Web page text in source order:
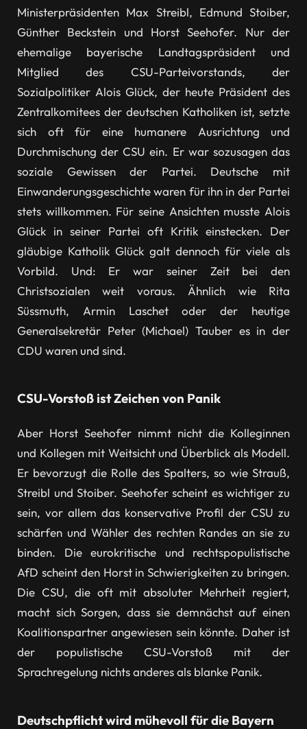
Ministerpräsidenten Max Streibl, Edmund Stoiber,
Günther Beckstein und Horst Seehofer. Nur der
ehemalige bayerische Landtagspräsident und
Mitglied des CSU-Parteivorstands, der
Sozialpolitiker Alois Glück, der heute Präsident des
Zentralkomitees der deutschen Katholiken ist, setzte
sich oft für eine humanere Ausrichtung und
Durchmischung der CSU ein. Er war sozusagen das
soziale Gewissen der Partei. Deutsche mit
Einwanderungsgeschichte waren für ihn in der Partei
stets willkommen. Für seine Ansichten musste Alois
Glück in seiner Partei oft Kritik einstecken. Der
gläubige Katholik Glück galt dennoch für viele als
Vorbild. Und: Er war seiner Zeit bei den
Christsozialen weit voraus. Ähnlich wie Rita
Süssmuth, Armin Laschet oder der heutige
Generalsekretär Peter (Michael) Tauber es in der
CDU waren und sind.
CSU-Vorstoß ist Zeichen von Panik
Aber Horst Seehofer nimmt nicht die Kolleginnen
und Kollegen mit Weitsicht und Überblick als Modell.
Er bevorzugt die Rolle des Spalters, so wie Strauß,
Streibl und Stoiber. Seehofer scheint es wichtiger zu
sein, vor allem das konservative Profil der CSU zu
schärfen und Wähler des rechten Randes an sie zu
binden. Die eurokritische und rechtspopulistische
AfD scheint den Horst in Schwierigkeiten zu bringen.
Die CSU, die oft mit absoluter Mehrheit regiert,
macht sich Sorgen, dass sie demnächst auf einen
Koalitionspartner angewiesen sein könnte. Daher ist
der populistische CSU-Vorstoß mit der
Sprachregelung nichts anderes als blanke Panik.
Deutschpflicht wird mühevoll für die Bayern